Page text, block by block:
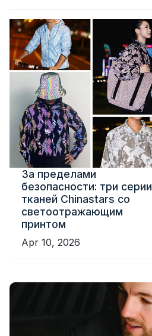
За пределами
безопасности: три серии
тканей Chinastars со
светоотражающим
принтом
Apr 10, 2026